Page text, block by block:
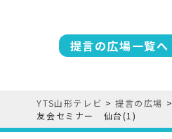
提言の広場一覧へ
YTS山形テレビ >提言の広場 >
友会セミナー 仙台(1)